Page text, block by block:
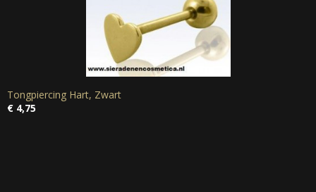
Tongpiercing Hart, Zwart
€ 4,75